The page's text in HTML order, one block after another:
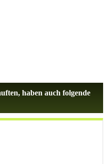
haben auch folgende